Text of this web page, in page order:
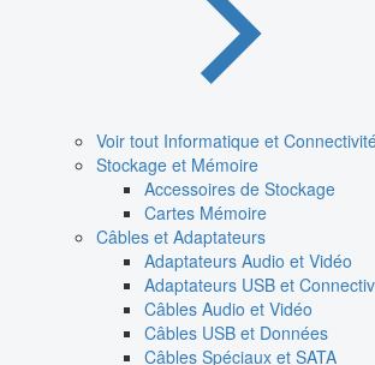
Voir tout Informatique et
Stockage et Mémoire
Accessoires de Stockage
Cartes Mémoire
Câbles et Adaptateurs
Adaptateurs Audio et Vidéo
Adaptateurs USB et
Câbles Audio et Vidéo
Câbles USB et Données
Câbles Spéciaux et SATA